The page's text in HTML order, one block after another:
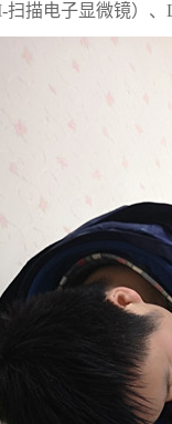
扫描电子显微镜）